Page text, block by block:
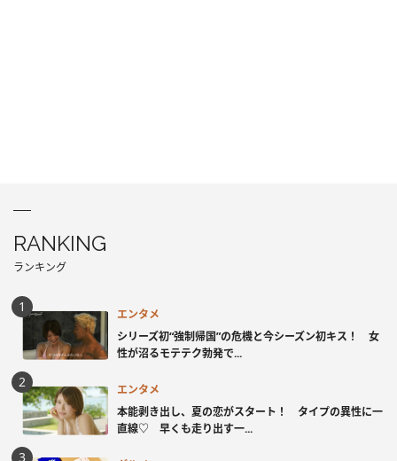
RANKING
ランキング
エンタメ
シリーズ初“強制帰国”の危機と今シーズン初キス！ 女
性が沼るモテテク勃発で...
エンタメ
本能剥き出し、夏の恋がスタート！ タイプの異性に一
直線♡ 早くも走り出す一...